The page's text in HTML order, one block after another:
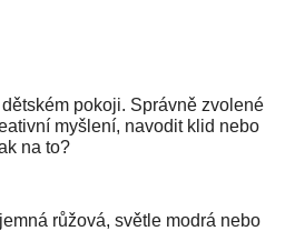
pokoji. Správně zvolené
myšlení, navodit klid nebo
na to?
růžová, světle modrá nebo